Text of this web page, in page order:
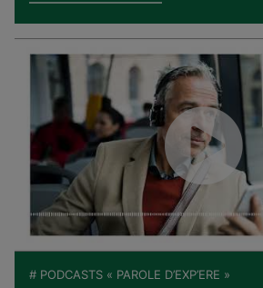
# PODCASTS « PAROLE D’EXP’ERE »